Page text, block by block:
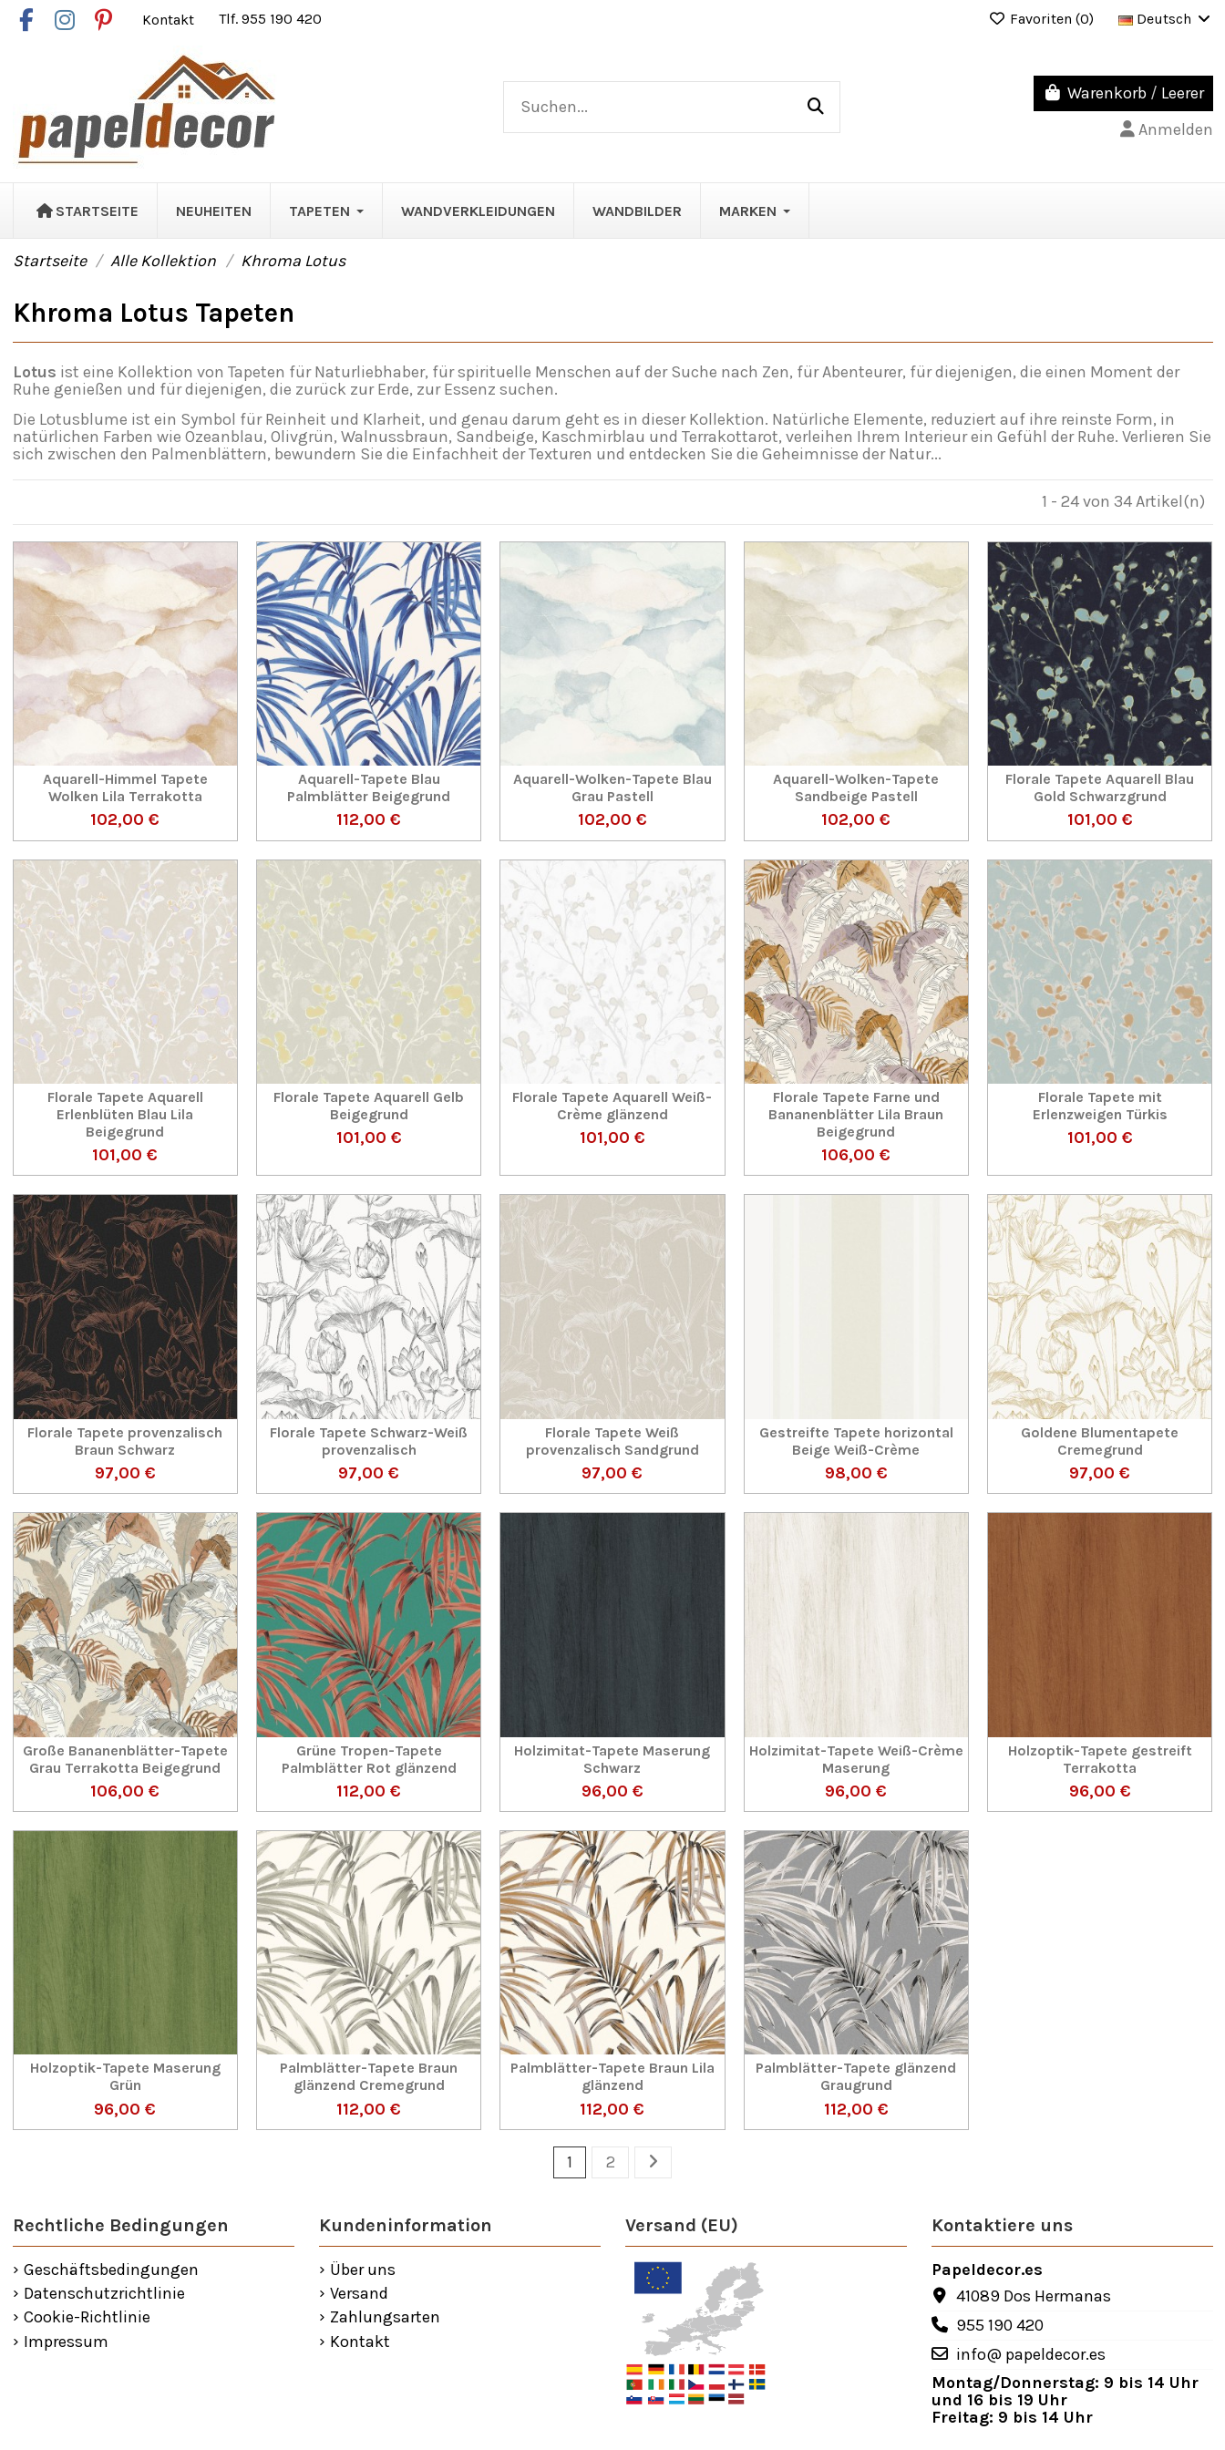
Kontakt Tlf. 955 190 420 Favoriten (0) Deutsch
Warenkorb / Leerer
Anmelden
STARTSEITE NEUHEITEN TAPETEN WANDVERKLEIDUNGEN WANDBILDER MARKEN
Startseite Alle Kollektion Khroma Lotus
Khroma Lotus Tapeten
Lotus ist eine Kollektion von Tapeten für Naturliebhaber, für spirituelle Menschen auf der Suche nach Zen, für Abenteurer, für diejenigen, die einen Moment der
Ruhe genießen und für diejenigen, die zurück zur Erde, zur Essenz suchen.
Die Lotusblume ist ein Symbol für Reinheit und Klarheit, und genau darum geht es in dieser Kollektion. Natürliche Elemente, reduziert auf ihre reinste Form, in
natürlichen Farben wie Ozeanblau, Olivgrün, Walnussbraun, Sandbeige, Kaschmirblau und Terrakottarot, verleihen Ihrem Interieur ein Gefühl der Ruhe. Verlieren Sie
sich zwischen den Palmenblättern, bewundern Sie die Einfachheit der Texturen und entdecken Sie die Geheimnisse der Natur...
1 - 24 von 34 Artikel(n)
Aquarell-Himmel Tapete
Wolken Lila Terrakotta
102,00 €
Aquarell-Tapete Blau
Palmblätter Beigegrund
112,00 €
Aquarell-Wolken-Tapete Blau
Grau Pastell
102,00 €
Aquarell-Wolken-Tapete
Sandbeige Pastell
102,00 €
Florale Tapete Aquarell Blau
Gold Schwarzgrund
101,00 €
Florale Tapete Aquarell
Erlenblüten Blau Lila
Beigegrund
101,00 €
Florale Tapete Aquarell Gelb
Beigegrund
101,00 €
Florale Tapete Aquarell Weiß-
Crème glänzend
101,00 €
Florale Tapete Farne und
Bananenblätter Lila Braun
Beigegrund
106,00 €
Florale Tapete mit
Erlenzweigen Türkis
101,00 €
Florale Tapete provenzalisch
Braun Schwarz
97,00 €
Florale Tapete Schwarz-Weiß
provenzalisch
97,00 €
Florale Tapete Weiß
provenzalisch Sandgrund
97,00 €
Gestreifte Tapete horizontal
Beige Weiß-Crème
98,00 €
Goldene Blumentapete
Cremegrund
97,00 €
Große Bananenblätter-Tapete
Grau Terrakotta Beigegrund
106,00 €
Grüne Tropen-Tapete
Palmblätter Rot glänzend
112,00 €
Holzimitat-Tapete Maserung
Schwarz
96,00 €
Holzimitat-Tapete Weiß-Crème
Maserung
96,00 €
Holzoptik-Tapete gestreift
Terrakotta
96,00 €
Holzoptik-Tapete Maserung
Grün
96,00 €
Palmblätter-Tapete Braun
glänzend Cremegrund
112,00 €
Palmblätter-Tapete Braun Lila
glänzend
112,00 €
Palmblätter-Tapete glänzend
Graugrund
112,00 €
1 2
Rechtliche Bedingungen
Geschäftsbedingungen
Datenschutzrichtlinie
Cookie-Richtlinie
Impressum
Kundeninformation
Über uns
Versand
Zahlungsarten
Kontakt
Versand (EU) Kontaktiere uns
Papeldecor.es
41089 Dos Hermanas
955 190 420
info@ papeldecor.es
Montag/Donnerstag: 9 bis 14 Uhr
und 16 bis 19 Uhr
Freitag: 9 bis 14 Uhr